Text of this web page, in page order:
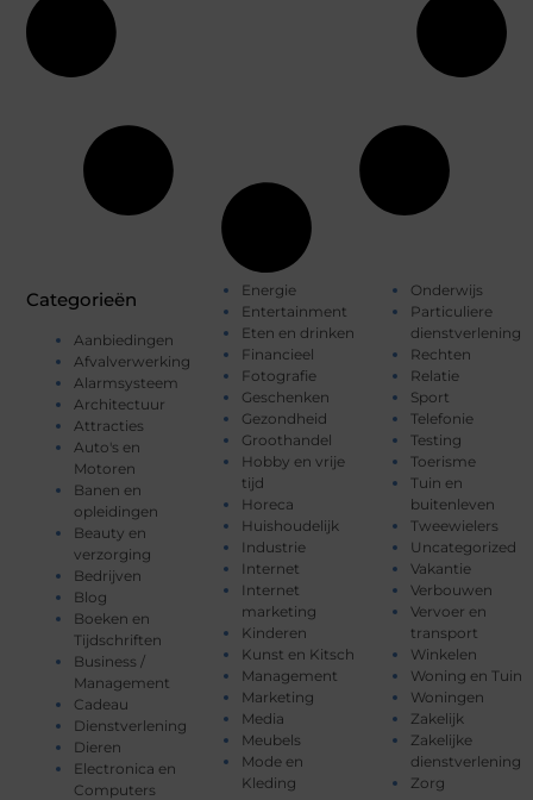
Categorieën
Aanbiedingen
Afvalverwerking
Alarmsysteem
Architectuur
Attracties
Auto's en
Motoren
Banen en
opleidingen
Beauty en
verzorging
Bedrijven
Blog
Boeken en
Tijdschriften
Business /
Management
Cadeau
Dienstverlening
Dieren
Electronica en
Computers
Energie
Entertainment
Eten en drinken
Financieel
Fotografie
Geschenken
Gezondheid
Groothandel
Hobby en vrije
tijd
Horeca
Huishoudelijk
Industrie
Internet
Internet
marketing
Kinderen
Kunst en Kitsch
Management
Marketing
Media
Meubels
Mode en
Kleding
Onderwijs
Particuliere
dienstverlening
Rechten
Relatie
Sport
Telefonie
Testing
Toerisme
Tuin en
buitenleven
Tweewielers
Uncategorized
Vakantie
Verbouwen
Vervoer en
transport
Winkelen
Woning en Tuin
Woningen
Zakelijk
Zakelijke
dienstverlening
Zorg